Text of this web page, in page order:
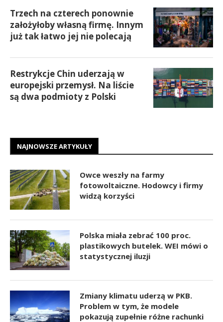
Trzech na czterech ponownie
założyłoby własną firmę. Innym
już tak łatwo jej nie polecają
Restrykcje Chin uderzają w
europejski przemysł. Na liście
są dwa podmioty z Polski
NAJNOWSZE ARTYKUŁY
Owce weszły na farmy
fotowoltaiczne. Hodowcy i firmy
widzą korzyści
Polska miała zebrać 100 proc.
plastikowych butelek. WEI mówi o
statystycznej iluzji
Zmiany klimatu uderzą w PKB.
Problem w tym, że modele
pokazują zupełnie różne rachunki